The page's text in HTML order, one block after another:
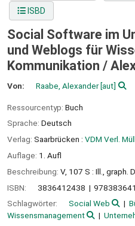
ISBD
Social Software im
und Weblogs für
Kommunikation /
Von: Raabe, Alexander[aut]
Ressourcentyp: Buch
Sprache: Deutsch
Verlag: Saarbrücken : VDM Verl.
Auflage: 1. Aufl
Beschreibung: V, 107 S : Ill., graph.
ISBN:
3836412438
Schlagwörter:
Social Web
Wissensmanagement